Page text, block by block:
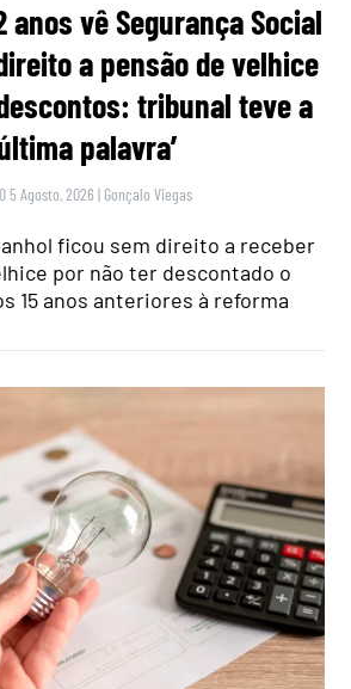
anos vê Segurança Social
a pensão de velhice
tribunal teve a
palavra’
5 Agosto, 2026 | Gonçalo Viegas
ficou sem direito a receber
por não ter descontado o
15 anos anteriores à reforma